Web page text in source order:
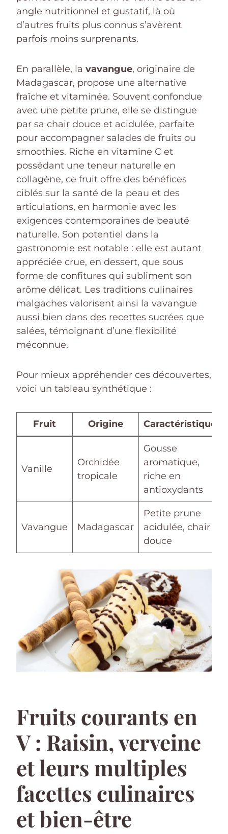
angle nutritionnel et gustatif, là où
d’autres fruits plus connus s’avèrent
parfois moins surprenants.
En parallèle, la vavangue, originaire de
Madagascar, propose une alternative
fraîche et vitaminée. Souvent confondue
avec une petite prune, elle se distingue
par sa chair douce et acidulée, parfaite
pour accompagner salades de fruits ou
smoothies. Riche en vitamine C et
possédant une teneur naturelle en
collagène, ce fruit offre des bénéfices
ciblés sur la santé de la peau et des
articulations, en harmonie avec les
exigences contemporaines de beauté
naturelle. Son potentiel dans la
gastronomie est notable : elle est autant
appréciée crue, en dessert, que sous
forme de confitures qui subliment son
arôme délicat. Les traditions culinaires
malgaches valorisent ainsi la vavangue
aussi bien dans des recettes sucrées que
salées, témoignant d’une flexibilité
méconnue.
Pour mieux appréhender ces découvertes,
voici un tableau synthétique :
Fruit Origine Caractéristiques
Vanille
Orchidée
tropicale
Gousse
aromatique,
riche en
antioxydants
Vavangue Madagascar
Petite prune
acidulée, chair
douce
Fruits courants en
V : Raisin, verveine
et leurs multiples
facettes culinaires
et bien-être